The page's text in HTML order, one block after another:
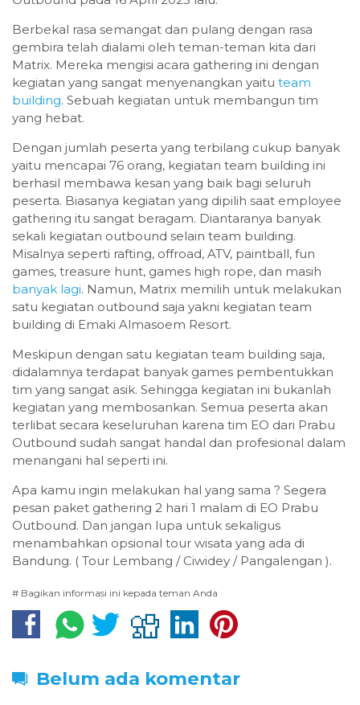
Berbekal rasa semangat dan pulang dengan rasa
gembira telah dialami oleh teman-teman kita dari
Matrix. Mereka mengisi acara gathering ini dengan
kegiatan yang sangat menyenangkan yaitu team
building. Sebuah kegiatan untuk membangun tim
yang hebat.
Dengan jumlah peserta yang terbilang cukup banyak
yaitu mencapai 76 orang, kegiatan team building ini
berhasil membawa kesan yang baik bagi seluruh
peserta. Biasanya kegiatan yang dipilih saat employee
gathering itu sangat beragam. Diantaranya banyak
sekali kegiatan outbound selain team building.
Misalnya seperti rafting, offroad, ATV, paintball, fun
games, treasure hunt, games high rope, dan masih
banyak lagi. Namun, Matrix memilih untuk melakukan
satu kegiatan outbound saja yakni kegiatan team
building di Emaki Almasoem Resort.
Meskipun dengan satu kegiatan team building saja,
didalamnya terdapat banyak games pembentukkan
tim yang sangat asik. Sehingga kegiatan ini bukanlah
kegiatan yang membosankan. Semua peserta akan
terlibat secara keseluruhan karena tim EO dari Prabu
Outbound sudah sangat handal dan profesional dalam
menangani hal seperti ini.
Apa kamu ingin melakukan hal yang sama ? Segera
pesan paket gathering 2 hari 1 malam di EO Prabu
Outbound. Dan jangan lupa untuk sekaligus
menambahkan opsional tour wisata yang ada di
Bandung. ( Tour Lembang / Ciwidey / Pangalengan ).
# Bagikan informasi ini kepada teman Anda
Belum ada komentar